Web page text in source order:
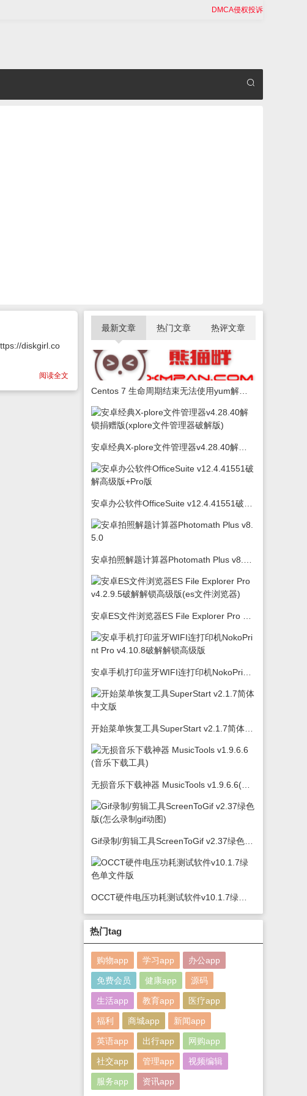
DMCA侵权投诉
diskgirl.co
阅读全文
最新文章 热门文章 热评文章
热门tag
购物app 学习app 办公app
免费会员 健康app 源码
生活app 教育app 医疗app
福利 商城app 新闻app
英语app 出行app 网购app
社交app 管理app 视频编辑
服务app 资讯app